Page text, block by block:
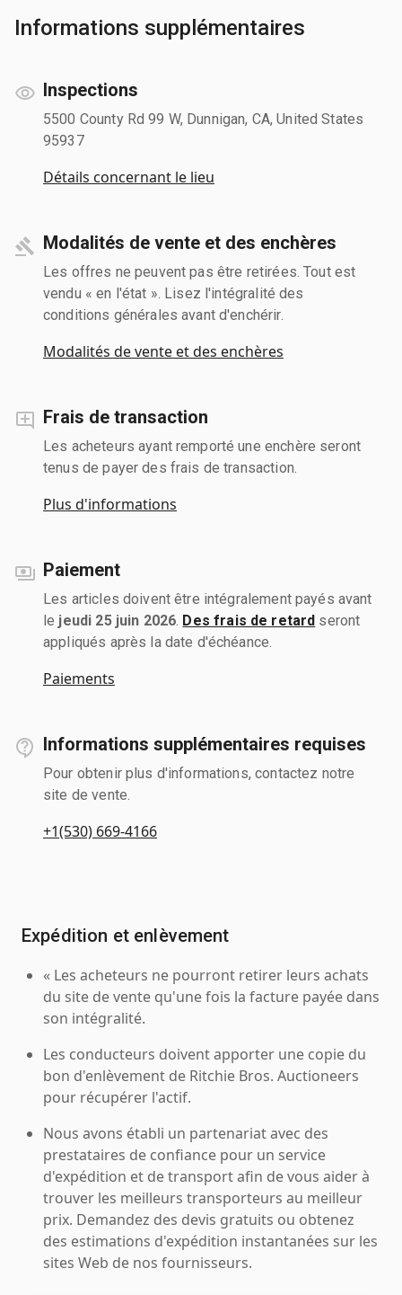
Informations supplémentaires
Inspections
5500 County Rd 99 W, Dunnigan, CA, United States
95937
Détails concernant le lieu
Modalités de vente et des enchères
Les offres ne peuvent pas être retirées. Tout est
vendu « en l'état ». Lisez l'intégralité des
conditions générales avant d'enchérir.
Modalités de vente et des enchères
Frais de transaction
Les acheteurs ayant remporté une enchère seront
tenus de payer des frais de transaction.
Plus d'informations
Paiement
Les articles doivent être intégralement payés avant
le jeudi 25 juin 2026 Des frais de retard seront
appliqués après la date d'échéance.
Paiements
Informations supplémentaires requises
Pour obtenir plus d'informations, contactez notre
site de vente.
+1(530) 669-4166
Expédition et enlèvement
« Les acheteurs ne pourront retirer leurs achats
du site de vente qu'une fois la facture payée dans
son intégralité.
Les conducteurs doivent apporter une copie du
bon d'enlèvement de Ritchie Bros. Auctioneers
pour récupérer l'actif.
Nous avons établi un partenariat avec des
prestataires de confiance pour un service
d'expédition et de transport afin de vous aider à
trouver les meilleurs transporteurs au meilleur
prix. Demandez des devis gratuits ou obtenez
des estimations d'expédition instantanées sur les
sites Web de nos fournisseurs.